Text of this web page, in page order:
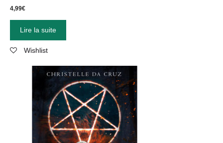
4,99€
Lire la suite
Wishlist